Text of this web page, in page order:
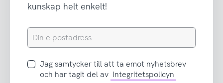
kunskap helt enkelt!
Din
e-
Jag
samtycker
Jag samtycker till att ta emot nyhetsbrev
och har tagit del av Integritetspolicyn